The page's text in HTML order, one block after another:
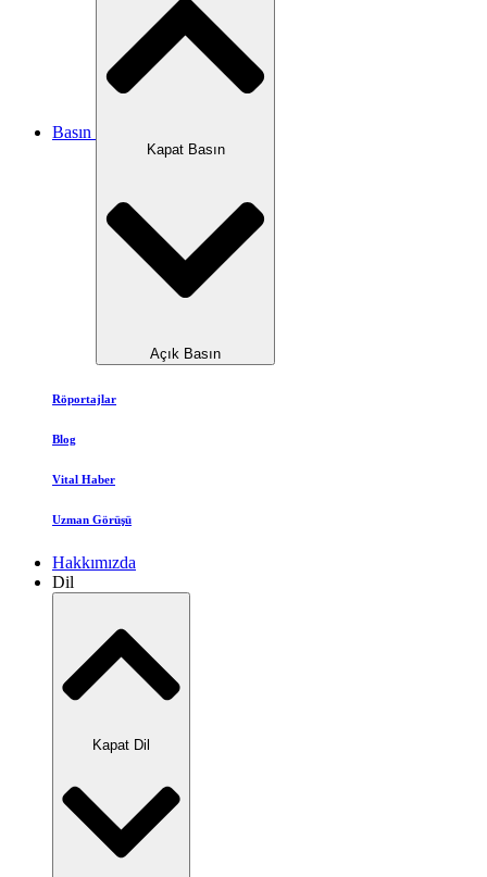
Basın
Kapat Basın
Açık Basın
Röportajlar
Blog
Vital Haber
Uzman Görüşü
Hakkımızda
Dil
Kapat Dil